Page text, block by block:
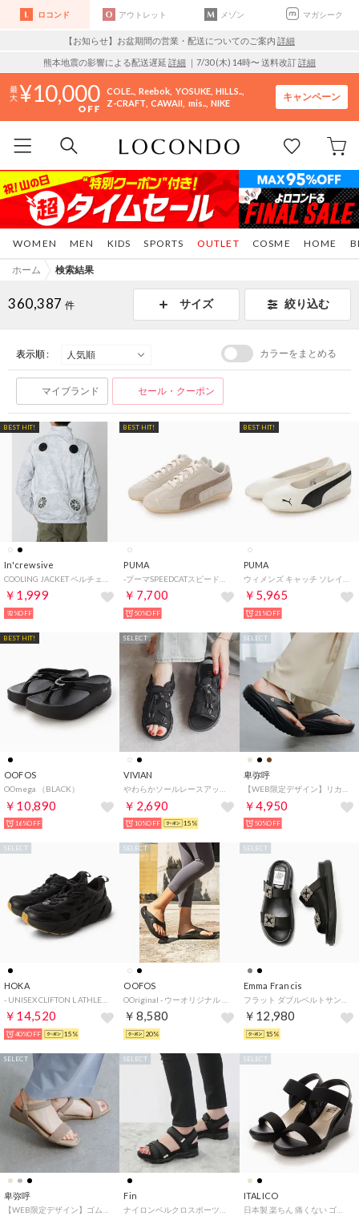
ロコンド アウトレット メゾン マガシーク
【お知らせ】お盆期間の営業・配送についてのご案内 詳細
熊本地震の影響による配送遅延 詳細 ｜7/30 (木) 14時〜 送料改訂詳細
10,000 COLE.. Reebok YOSUKE HILLS..
Z-CRAFT CAWAII mis.. NIKE
キャンペーン
WOMEN MEN KIDS SPORTS COSME HOME
OUTLET
ホーム 検索結果
360,387 件 サイズ 絞り込む
表示順 : カラーをまとめる
マイブランド セール・クーポン
In'crewsive
￥1,999
BEST HIT!
92%OFF
PUMA
￥7,700
BEST HIT!
50%OFF
PUMA
￥5,965
BEST HIT!
21%OFF
OOFOS
OOmega （BLACK）
￥10,890
BEST HIT!
16%OFF
VIVIAN
￥2,690
SELECT
10%OFF 15%
卑弥呼
￥4,950
SELECT
50%OFF
HOKA
￥14,520
SELECT
40%OFF 15%
OOFOS
￥8,580
SELECT
20%
Emma Francis
￥12,980
SELECT
15%
卑弥呼
SELECT
Fin
SELECT
ITALICO
日本製 楽ちん 痛くない ゴムフィットウェッジソールサンダル （ブラック）
SELECT